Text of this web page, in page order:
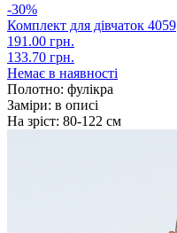
-30%
Комплект для дівчаток 4059
191.00 грн.
133.70 грн.
Немає в наявності
Полотно: фулікра
Заміри: в описі
На зріст: 80-122 см